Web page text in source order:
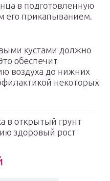
в подготовленную
его прикапыванием.
кустами должно
обеспечит
воздуха до нижних
некоторых
в открытый грунт
здоровый рост